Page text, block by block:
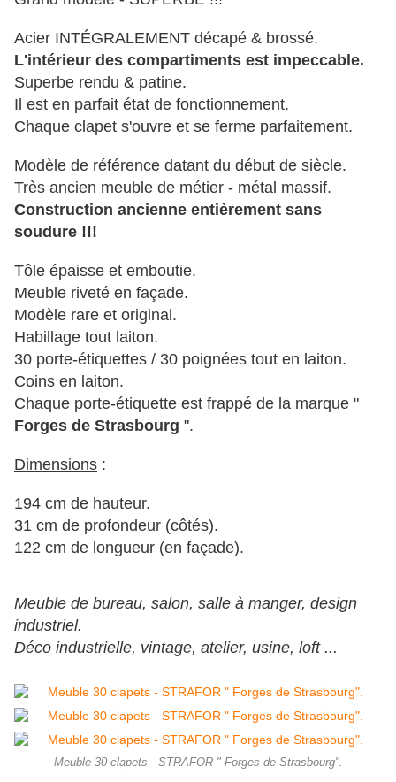
Acier INTÉGRALEMENT décapé & brossé.
L'intérieur des compartiments est impeccable.
Superbe rendu & patine.
Il est en parfait état de fonctionnement.
Chaque clapet s'ouvre et se ferme parfaitement.
Modèle de référence datant du début de siècle.
Très ancien meuble de métier - métal massif.
Construction ancienne entièrement sans
soudure !!!
Tôle épaisse et emboutie.
Meuble riveté en façade.
Modèle rare et original.
Habillage tout laiton.
30 porte-étiquettes / 30 poignées tout en laiton.
Coins en laiton.
Chaque porte-étiquette est frappé de la marque "
Forges de Strasbourg ".
Dimensions :
194 cm de hauteur.
31 cm de profondeur (côtés).
122 cm de longueur (en façade).
Meuble de bureau, salon, salle à manger, design
industriel.
Déco industrielle, vintage, atelier, usine, loft ...
Meuble 30 clapets - STRAFOR " Forges de Strasbourg".